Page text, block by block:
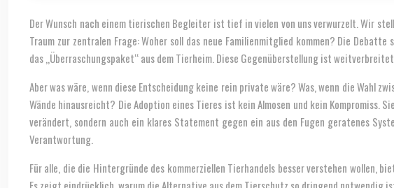
Der Wunsch nach einem tierischen Begleiter ist tief in vielen von uns verwurzelt. Wir
Traum zur zentralen Frage: Woher soll das neue Familienmitglied kommen? Die
das „Überraschungspaket“ aus dem Tierheim. Diese Gegenüberstellung ist
Aber was wäre, wenn diese Entscheidung keine rein private wäre? Was, wenn die
Wände hinausreicht? Die Adoption eines Tieres ist kein Almosen und kein Kompromiss.
verändert, sondern auch ein klares Statement gegen ein aus den Fugen geratenes
Verantwortung.
Für alle, die die Hintergründe des kommerziellen Tierhandels besser verstehen wollen,